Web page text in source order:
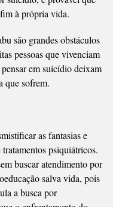
à própria vida.
são grandes obstáculos
pessoas que vivenciam
em suicídio deixam
que sofrem.
as fantasias e
psiquiátricos.
buscar atendimento por
salva vida, pois
a busca por